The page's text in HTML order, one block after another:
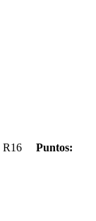
R16
Puntos: